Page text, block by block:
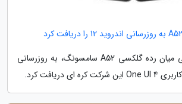
چند روز پیش، گوشی میان رده گلکسی A52 سامسونگ، به روزرسانی